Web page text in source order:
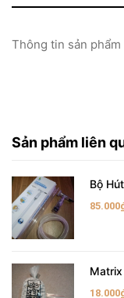
Thông tin sản
Sản phẩm liên
Bộ